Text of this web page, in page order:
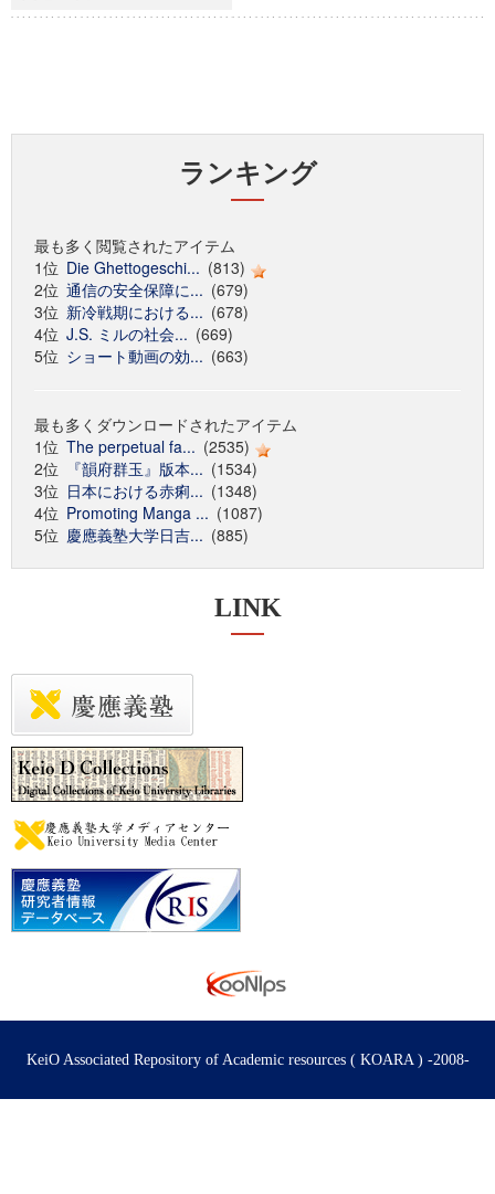
ランキング
最も多く閲覧されたアイテム
1位 Die Ghettogeschi... (813)
2位 通信の安全保障に... (679)
3位 新冷戦期における... (678)
4位 J.S. ミルの社会... (669)
5位 ショート動画の効... (663)
最も多くダウンロードされたアイテム
1位 The perpetual fa... (2535)
2位
『韻府群玉』版本... (1534)
3位 日本における赤痢... (1348)
4位 Promoting Manga ... (1087)
5位 慶應義塾大学日吉... (885)
LINK
KeiO Associated Repository of Academic resources ( KOARA ) -2008-